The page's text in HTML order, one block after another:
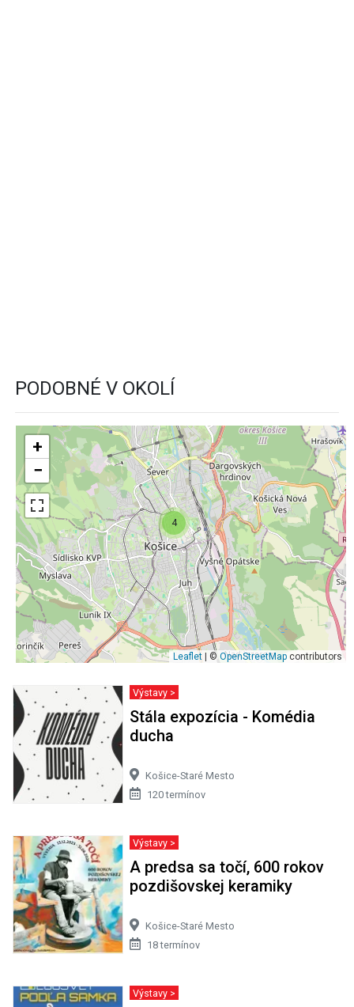
PODOBNÉ V OKOLÍ
4
+
−
Leaflet | © OpenStreetMap contributors
Výstavy >
Stála expozícia - Komédia
ducha
Košice-Staré Mesto
120 termínov
Výstavy >
A predsa sa točí, 600 rokov
pozdišovskej keramiky
Košice-Staré Mesto
18 termínov
Výstavy >